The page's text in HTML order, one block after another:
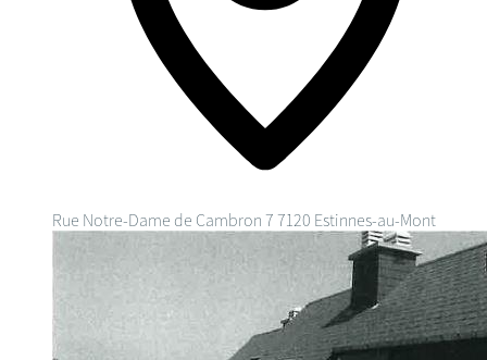
Rue Notre-Dame de Cambron 7 7120 Estinnes-au-Mont